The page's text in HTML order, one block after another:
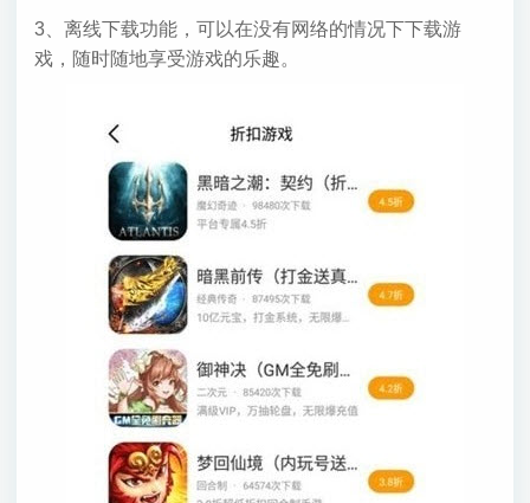
3、离线下载功能，可以在没有网络的情况下下载游
戏，随时随地享受游戏的乐趣。